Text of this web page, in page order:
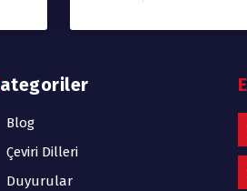
Kategoriler
Blog
Çeviri Dilleri
Duyurular